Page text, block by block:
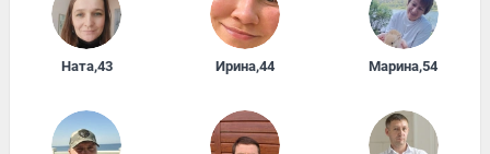
Ната,43 Ирина,44 Марина,54